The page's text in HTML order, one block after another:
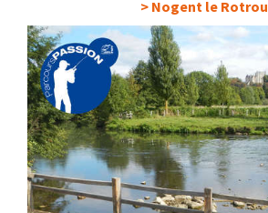
> Nogent le Rotrou